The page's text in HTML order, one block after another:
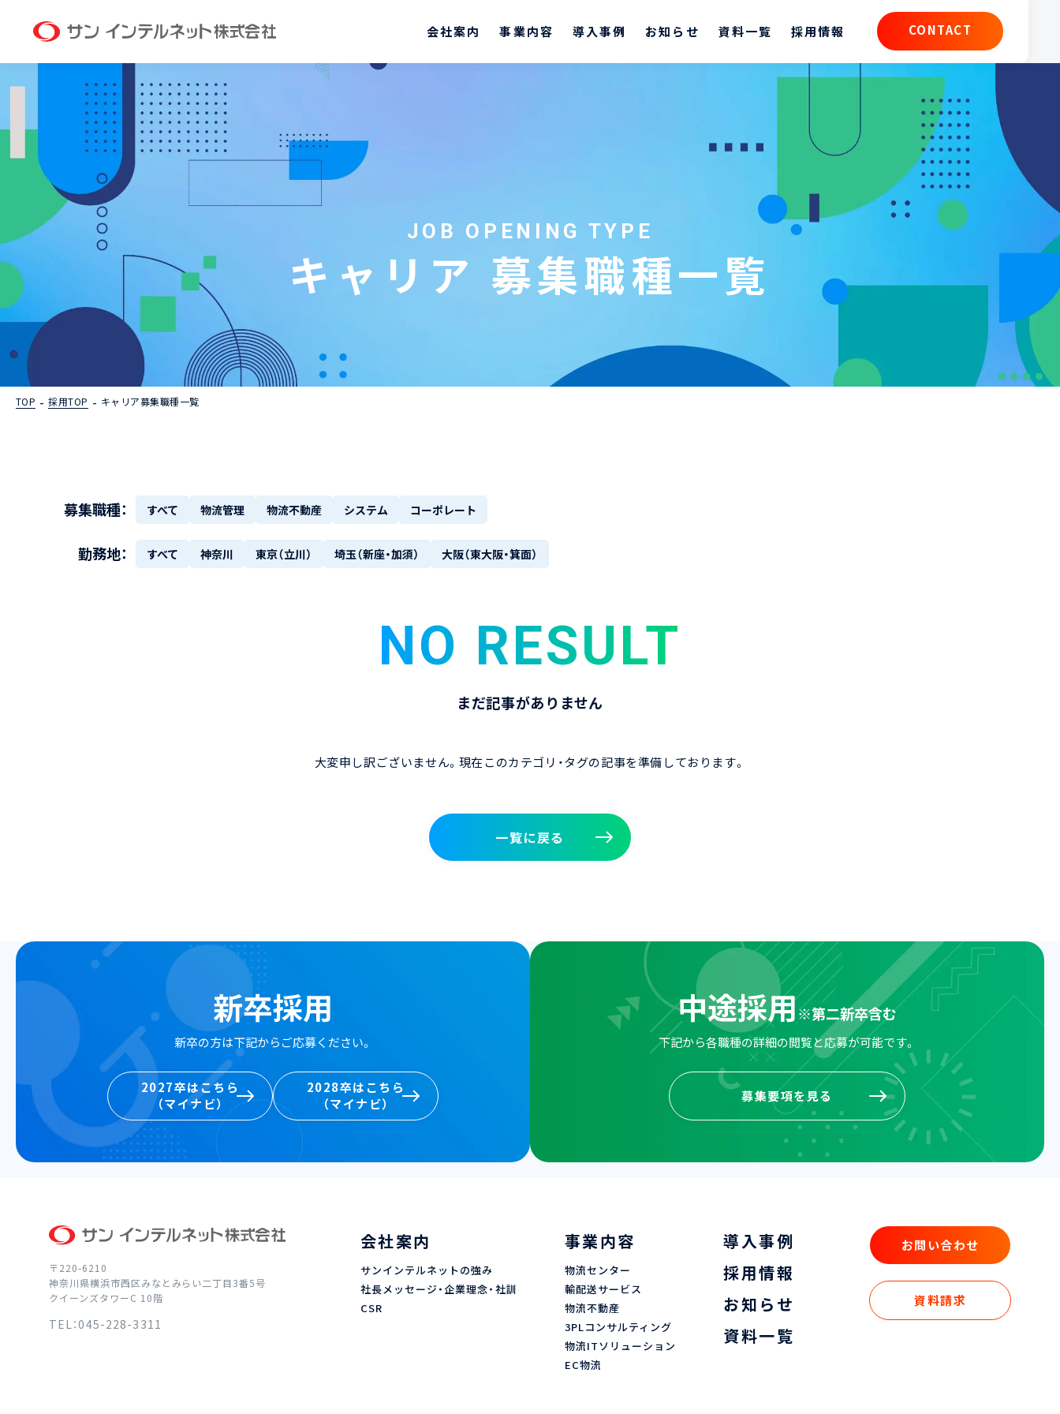
サン インテルネット株式会社
会社案内 事業内容 導入事例 お知らせ 資料一覧 採用情報 CONTACT
JOB OPENING TYPE
キャリア 募集職種一覧
TOP 採用TOP キャリア募集職種一覧
募集職種： すべて 物流管理 物流不動産 システム コーポレート
勤務地： すべて 神奈川 東京（立川） 埼玉（新座・加須） 大阪（東大阪・箕面）
NO RESULT
まだ記事がありません
大変申し訳ございません。現在このカテゴリ・タグの記事を準備しております。
一覧に戻る
一覧に戻る
新卒採用
新卒の方は下記からご応募ください。
2027卒はこちら
（マイナビ）
2027卒はこちら
（マイナビ）
2028卒はこちら
（マイナビ）
2028卒はこちら
中途採用※第二新卒含む
下記から各職種の詳細の閲覧と応募が可能です。
募集要項を見る
募集要項を見る
〒220-6210
神奈川県横浜市西区みなとみらい二丁目3番5号
クイーンズタワーC 10階
TEL：045-228-3311
会社案内
サンインテルネットの強み
社長メッセージ・企業理念・社訓
CSR
事業内容
物流センター
輸配送サービス
物流不動産
3PLコンサルティング
物流ITソリューション
EC物流
導入事例
採用情報
お知らせ
資料一覧
お問い合わせ
資料請求